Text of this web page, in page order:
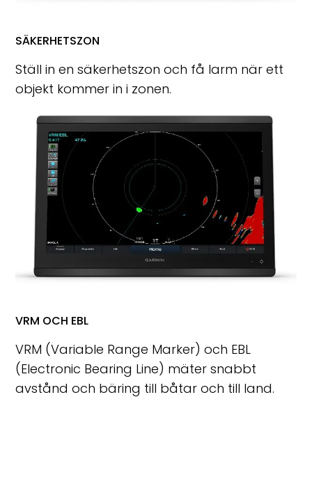
SÄKERHETSZON
Ställ in en säkerhetszon och få larm när ett
objekt kommer in i zonen.
VRM OCH EBL
VRM (Variable Range Marker) och EBL
(Electronic Bearing Line) mäter snabbt
avstånd och bäring till båtar och till land.